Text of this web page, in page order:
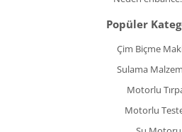
Popüler
Çim Biçme
Sulama
Motorlu
Motorlu